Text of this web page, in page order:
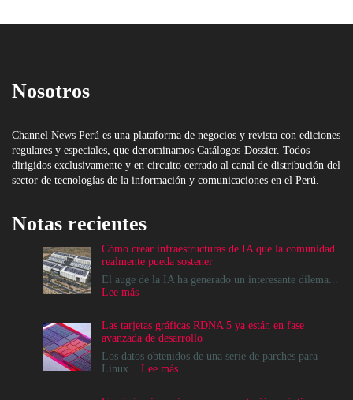
Nosotros
Channel News Perú es una plataforma de negocios y revista con ediciones
regulares y especiales, que denominamos Catálogos-Dossier. Todos
dirigidos exclusivamente y en circuito cerrado al canal de distribución del
sector de tecnologías de la información y comunicaciones en el Perú.
Notas recientes
Cómo crear infraestructuras de IA que la comunidad
realmente pueda sostener
El auge de la IA ha generado un interesante dilema...
Lee más:
infraestructuras
de
IA
que
Las tarjetas gráficas RDNA 5 ya están en fase
avanzada de desarrollo
Los datos obtenidos de una serie de parches para
Linux... Lee más: